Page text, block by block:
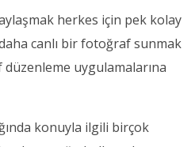
herkes için pek kolay
canlı bir fotoğraf sunmak
uygulamalarına
konuyla ilgili birçok